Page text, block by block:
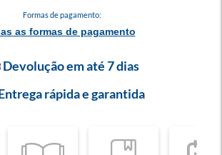
Formas de pagamento:
as formas de pagamento
Devolução em até 7 dias
rápida e garantida